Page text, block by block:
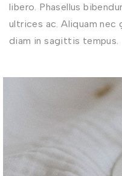
libero. Phasellus
ultrices ac. Aliquam
diam in sagittis tempus.